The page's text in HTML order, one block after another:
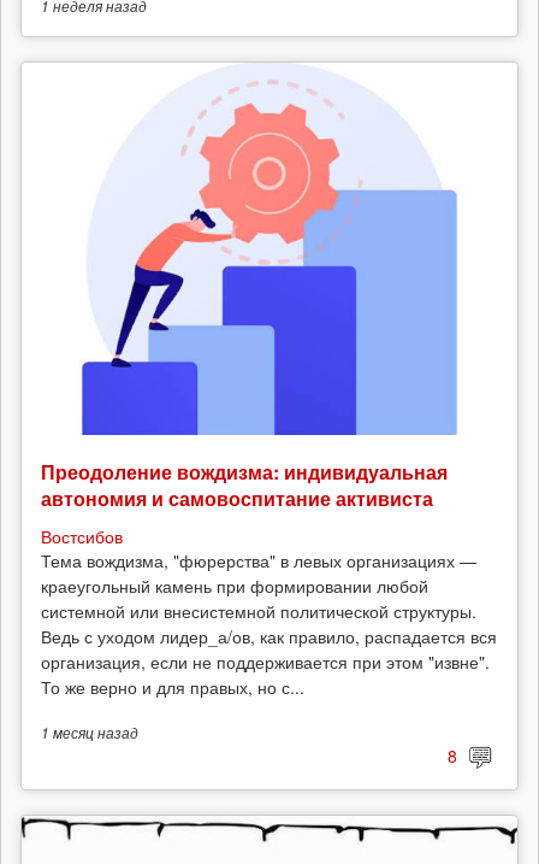
1 неделяназад
Преодоление вождизма: индивидуальная
автономия и самовоспитание активиста
Востсибов
Тема вождизма, "фюрерства" в левых организациях —
краеугольный камень при формировании любой
системной или внесистемной политической структуры.
Ведь с уходом лидер_а/ов, как правило, распадается вся
организация, если не поддерживается при этом "извне".
То же верно и для правых, но с...
1 месяцназад
8